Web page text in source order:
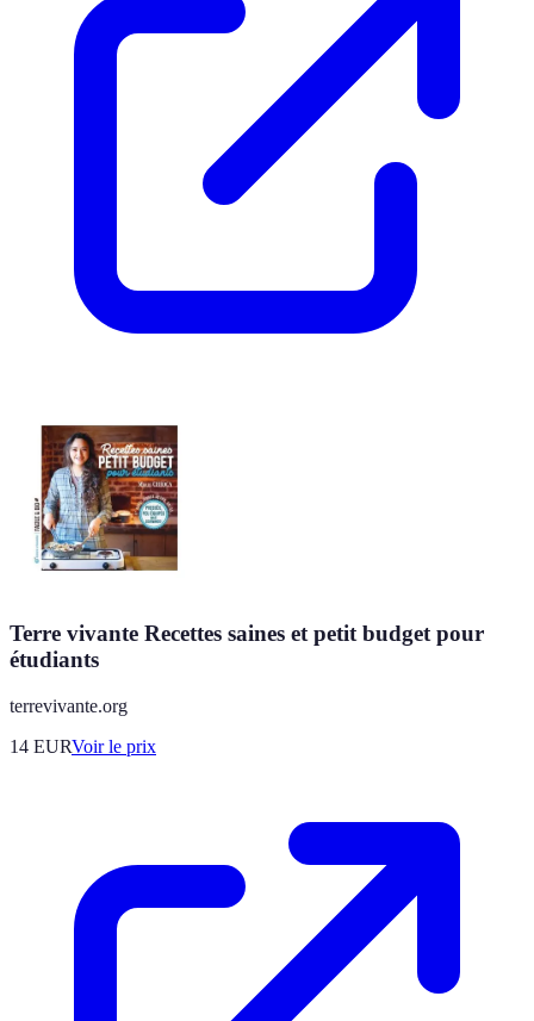
Terre vivante Recettes saines et petit budget pour
étudiants
terrevivante.org
14 EURVoir le prix